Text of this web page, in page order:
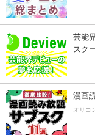
芸能
スク
漫画
オリコ